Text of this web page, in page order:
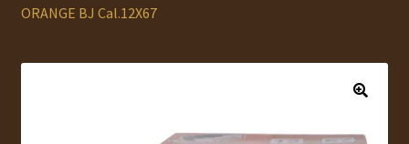
ARMES LONGUES
ORANGE BJ Cal.12X67